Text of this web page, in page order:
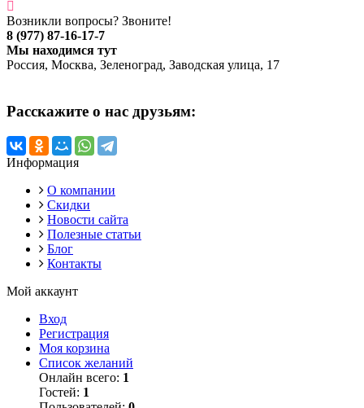
Возникли вопросы? Звоните!
8 (977) 87-16-17-7
Мы находимся тут
Россия, Москва, Зеленоград, Заводская улица, 17
Расскажите о нас друзьям:
Информация
О компании
Скидки
Новости сайта
Полезные статьи
Блог
Контакты
Мой аккаунт
Вход
Регистрация
Моя корзина
Список желаний
Онлайн всего: 1
Гостей: 1